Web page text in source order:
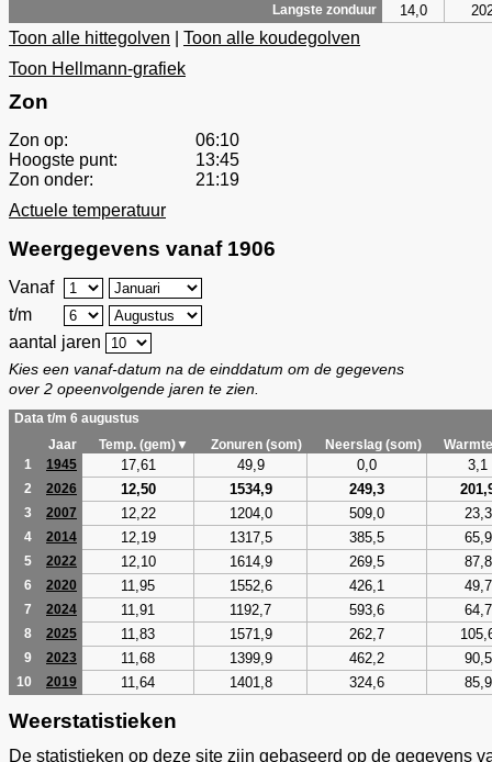
Langste zonduur 14,0
Toon alle hittegolven
Toon alle koudegolven
Toon Hellmann-grafiek
Zon
Zon op:
06:10
Hoogste punt:
13:45
Zon onder:
21:19
Actuele temperatuur
Weergegevens vanaf 1906
Vanaf
t/m
aantal jaren
Kies een vanaf-datum na de einddatum om de gegevens
over 2 opeenvolgende jaren te zien.
Data t/m 6 augustus
Jaar
Temp. (gem)▼ Zonuren (som) Neerslag (som)
1
1945 17,61 49,9 0,0 3,1
2 2026 12,50 1534,9 249,3
3 2007 12,22 1204,0 509,0 23,3
4 2014 12,19 1317,5 385,5 65,9
5 2022 12,10 1614,9 269,5 87,8
6 2020 11,95 1552,6 426,1 49,7
7 2024 11,91 1192,7 593,6 64,7
8 2025 11,83 1571,9 262,7
9 2023 11,68 1399,9 462,2 90,5
10 2019 11,64 1401,8 324,6 85,9
Weerstatistieken
De statistieken op deze site zijn gebaseerd op de gegevens